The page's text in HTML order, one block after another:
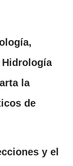
la
de
y el